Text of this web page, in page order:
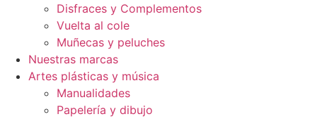
Disfraces y Complementos
Vuelta al cole
Muñecas y peluches
Nuestras marcas
Artes plásticas y música
Manualidades
Papelería y dibujo